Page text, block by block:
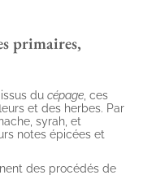
primaires,
du cépage , ces
et des herbes. Par
syrah, et
notes épicées et
des procédés de